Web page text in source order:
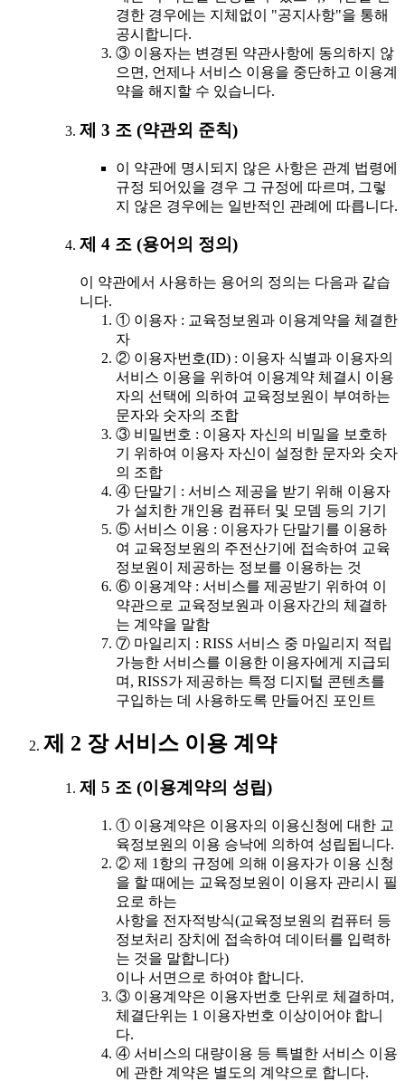
경한 경우에는 지체없이 "공지사항"을 통해
공시합니다.
③ 이용자는 변경된 약관사항에 동의하지 않
으면, 언제나 서비스 이용을 중단하고 이용계
약을 해지할 수 있습니다.
제 3 조 (약관외 준칙)
이 약관에 명시되지 않은 사항은 관계 법령에
규정 되어있을 경우 그 규정에 따르며, 그렇
지 않은 경우에는 일반적인 관례에 따릅니다.
제 4 조 (용어의 정의)
이 약관에서 사용하는 용어의 정의는 다음과 같습
니다.
① 이용자 : 교육정보원과 이용계약을 체결한
자
② 이용자번호(ID) : 이용자 식별과 이용자의
서비스 이용을 위하여 이용계약 체결시 이용
자의 선택에 의하여 교육정보원이 부여하는
문자와 숫자의 조합
③ 비밀번호 : 이용자 자신의 비밀을 보호하
기 위하여 이용자 자신이 설정한 문자와 숫자
의 조합
④ 단말기 : 서비스 제공을 받기 위해 이용자
가 설치한 개인용 컴퓨터 및 모뎀 등의 기기
⑤ 서비스 이용 : 이용자가 단말기를 이용하
여 교육정보원의 주전산기에 접속하여 교육
정보원이 제공하는 정보를 이용하는 것
⑥ 이용계약 : 서비스를 제공받기 위하여 이
약관으로 교육정보원과 이용자간의 체결하
는 계약을 말함
⑦ 마일리지 : RISS 서비스 중 마일리지 적립
가능한 서비스를 이용한 이용자에게 지급되
며, RISS가 제공하는 특정 디지털 콘텐츠를
구입하는 데 사용하도록 만들어진 포인트
제 2 장 서비스 이용 계약
제 5 조 (이용계약의 성립)
① 이용계약은 이용자의 이용신청에 대한 교
육정보원의 이용 승낙에 의하여 성립됩니다.
② 제 1항의 규정에 의해 이용자가 이용 신청
을 할 때에는 교육정보원이 이용자 관리시 필
요로 하는
사항을 전자적방식(교육정보원의 컴퓨터 등
정보처리 장치에 접속하여 데이터를 입력하
는 것을 말합니다)
이나 서면으로 하여야 합니다.
③ 이용계약은 이용자번호 단위로 체결하며,
체결단위는 1 이용자번호 이상이어야 합니
다.
④ 서비스의 대량이용 등 특별한 서비스 이용
에 관한 계약은 별도의 계약으로 합니다.